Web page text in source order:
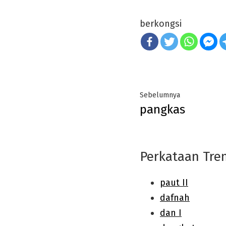
berkongsi
Post
navigation
SebelumnyaPrevious
post:
pangkas
Perkataan